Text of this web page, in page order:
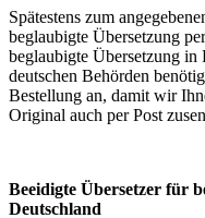
Spätestens zum
beglaubigte Übersetzung
beglaubigte Übersetzung in
deutschen Behörden
Bestellung an, damit wir
Original auch per Post
Beeidigte Übersetzer für
Deutschland